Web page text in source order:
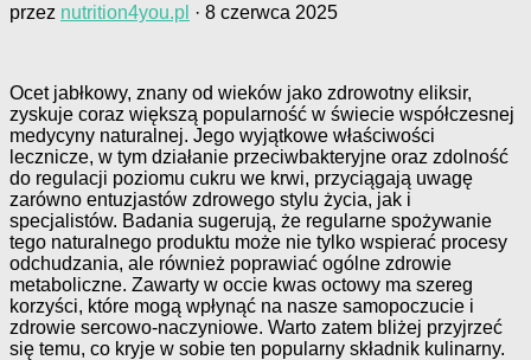
przez nutrition4you.pl · 8 czerwca 2025
Ocet jabłkowy, znany od wieków jako zdrowotny eliksir,
zyskuje coraz większą popularność w świecie współczesnej
medycyny naturalnej. Jego wyjątkowe właściwości
lecznicze, w tym działanie przeciwbakteryjne oraz zdolność
do regulacji poziomu cukru we krwi, przyciągają uwagę
zarówno entuzjastów zdrowego stylu życia, jak i
specjalistów. Badania sugerują, że regularne spożywanie
tego naturalnego produktu może nie tylko wspierać procesy
odchudzania, ale również poprawiać ogólne zdrowie
metaboliczne. Zawarty w occie kwas octowy ma szereg
korzyści, które mogą wpłynąć na nasze samopoczucie i
zdrowie sercowo-naczyniowe. Warto zatem bliżej przyjrzeć
się temu, co kryje w sobie ten popularny składnik kulinarny.